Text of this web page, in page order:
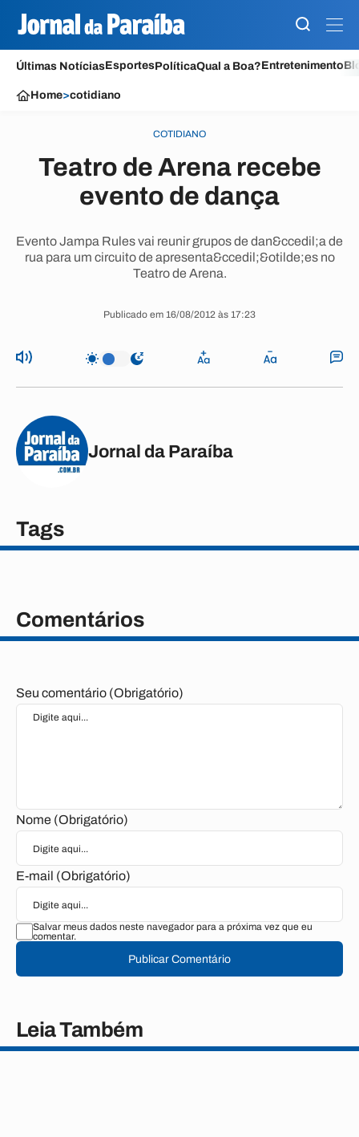
Últimas NotíciasEsportesPolíticaQual a Boa?Entretenimento
Home>cotidiano
COTIDIANO
Teatro de Arena recebe
evento de dança
Evento Jampa Rules vai reunir grupos de dan&ccedil;a de
rua para um circuito de apresenta&ccedil;&otilde;es no
Teatro de Arena.
Publicado em 16/08/2012 às 17:23
Jornal da Paraíba
Tags
Comentários
Seu comentário (Obrigatório)
Nome (Obrigatório)
E-mail (Obrigatório)
Salvar meus dados neste navegador para a próxima vez que eu
comentar.
Publicar Comentário
Leia Também